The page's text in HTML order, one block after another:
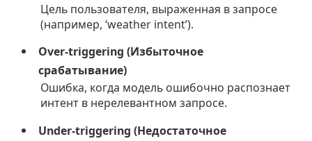
Цель пользователя, выраженная в запросе
(например, ‘weather intent’).
Over-triggering (Избыточное
срабатывание)
Ошибка, когда модель ошибочно распознает
интент в нерелевантном запросе.
Under-triggering (Недостаточное